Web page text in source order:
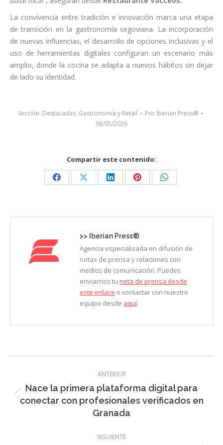
La convivencia entre tradición e innovación marca una etapa
de transición en la gastronomía segoviana. La incorporación
de nuevas influencias, el desarrollo de opciones inclusivas y el
uso de herramientas digitales configuran un escenario más
amplio, donde la cocina se adapta a nuevos hábitos sin dejar
de lado su identidad.
Sección: Destacadas, Gastronomía y Retail Por Iberian Press®
08/05/2026
Compartir este contenido:
Share
Facebook
Share
X
Share
LinkedIn
Share
Pinterest
Share
WhatsApp
>> Iberian Press®
Agencia especializada en difusión de
notas de prensa y relaciones con
medios de comunicación. Puedes
enviarnos tu nota de prensa desde
este enlace o contactar con nuestro
equipo desde aquí.
entre
entradas
ANTERIOR
Entrada
anterior:
Nace la primera plataforma digital para
conectar con profesionales verificados en
Granada
SIGUIENTE